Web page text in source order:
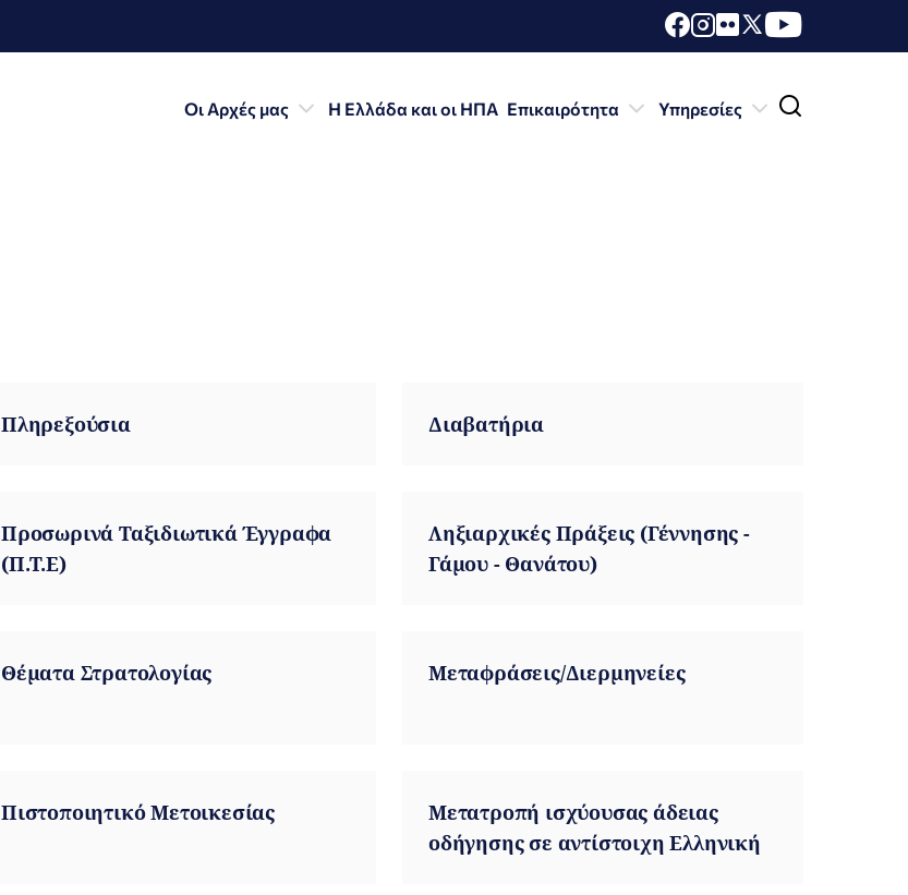
Οι Αρχές μας Η Ελλάδα και οι ΗΠΑ Επικαιρότητα Υπηρεσίες
Πληρεξούσια Διαβατήρια
Προσωρινά Ταξιδιωτικά Έγγραφα
(Π.Τ.Ε)
Ληξιαρχικές Πράξεις (Γέννησης -
Γάμου - Θανάτου)
Θέματα Στρατολογίας Μεταφράσεις/Διερμηνείες
Πιστοποιητικό Μετοικεσίας
Μετατροπή ισχύουσας άδειας
οδήγησης σε αντίστοιχη Ελληνική